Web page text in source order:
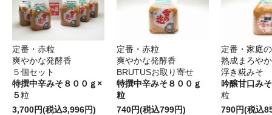
定番・赤粒
爽やかな発酵香
５個セット
特撰中辛みそ８００ｇ×
５ 粒
3,700円(税込3,996円)
定番・赤粒
爽やかな発酵香
BRUTUSお取り寄せ
特撰中辛みそ８００ｇ
粒
740円(税込799円)
定番・家庭
熟成まろやか
浮き糀みそ
吟醸甘口み
粒
790円(税込